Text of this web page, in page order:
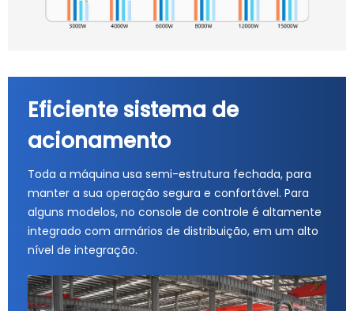
Eficiente sistema de
acionamento
Toda a máquina usa semi-estrutura fechada, para
manter a sua operação segura e confortável. Para
alguns modelos, no console de controle é altamente
integrado com armários de distribuição, em um alto
nível de integração.